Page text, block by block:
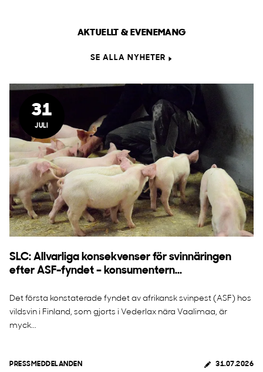
AKTUELLT & EVENEMANG
SE ALLA NYHETER
31
JULI
SLC: Allvarliga konsekvenser för svinnäringen
efter ASF-fyndet – konsumentern...
Det första konstaterade fyndet av afrikansk svinpest (ASF) hos
vildsvin i Finland, som gjorts i Vederlax nära Vaalimaa, är
myck...
PRESSMEDDELANDEN 31.07.2026